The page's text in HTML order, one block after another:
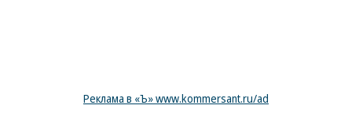
Реклама в «Ъ» www.kommersant.ru/ad